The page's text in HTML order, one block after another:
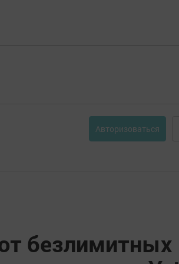
Авторизоваться
безлимитных